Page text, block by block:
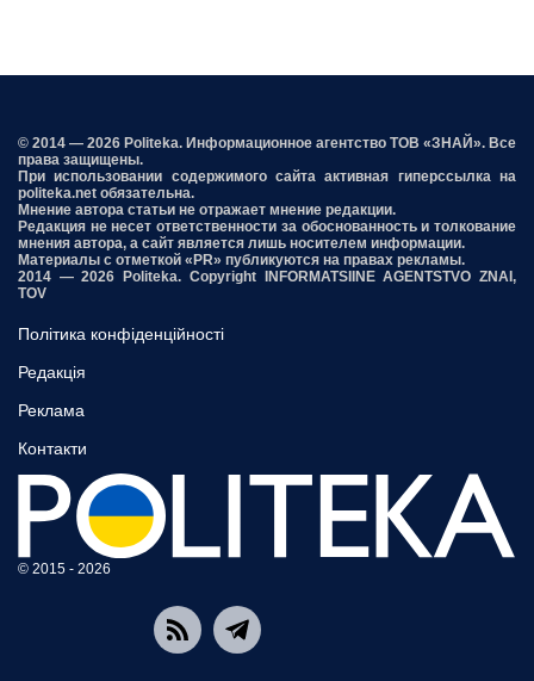
© 2014 — 2026 Politeka. Информационное агентство ТОВ «ЗНАЙ». Все
права защищены.
При использовании содержимого сайта активная гиперссылка на
politeka.net обязательна.
Мнение автора статьи не отражает мнение редакции.
Редакция не несет ответственности за обоснованность и толкование
мнения автора, а сайт является лишь носителем информации.
Материалы с отметкой «PR» публикуются на правах рекламы.
2014 — 2026 Politeka. Copyright INFORMATSIINE AGENTSTVO ZNAI,
TOV
Політика конфіденційності
Редакція
Реклама
Контакти
© 2015 - 2026